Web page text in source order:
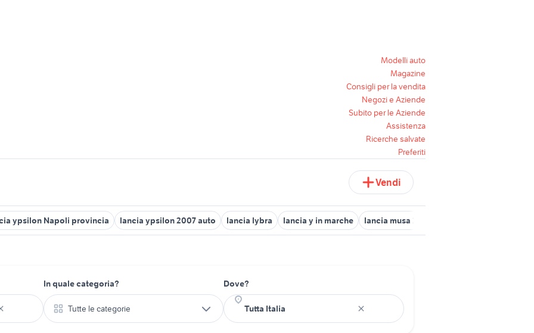
Modelli auto
Magazine
Consigli per la vendita
Negozi e Aziende
Subito per le Aziende
Assistenza
Ricerche salvate
Preferiti
Vendi
ypsilon Napoli provincia lancia ypsilon 2007 auto lancia lybra lancia y in marche lancia musa 2009
In quale categoria?
Tutte le categorie
Dove?